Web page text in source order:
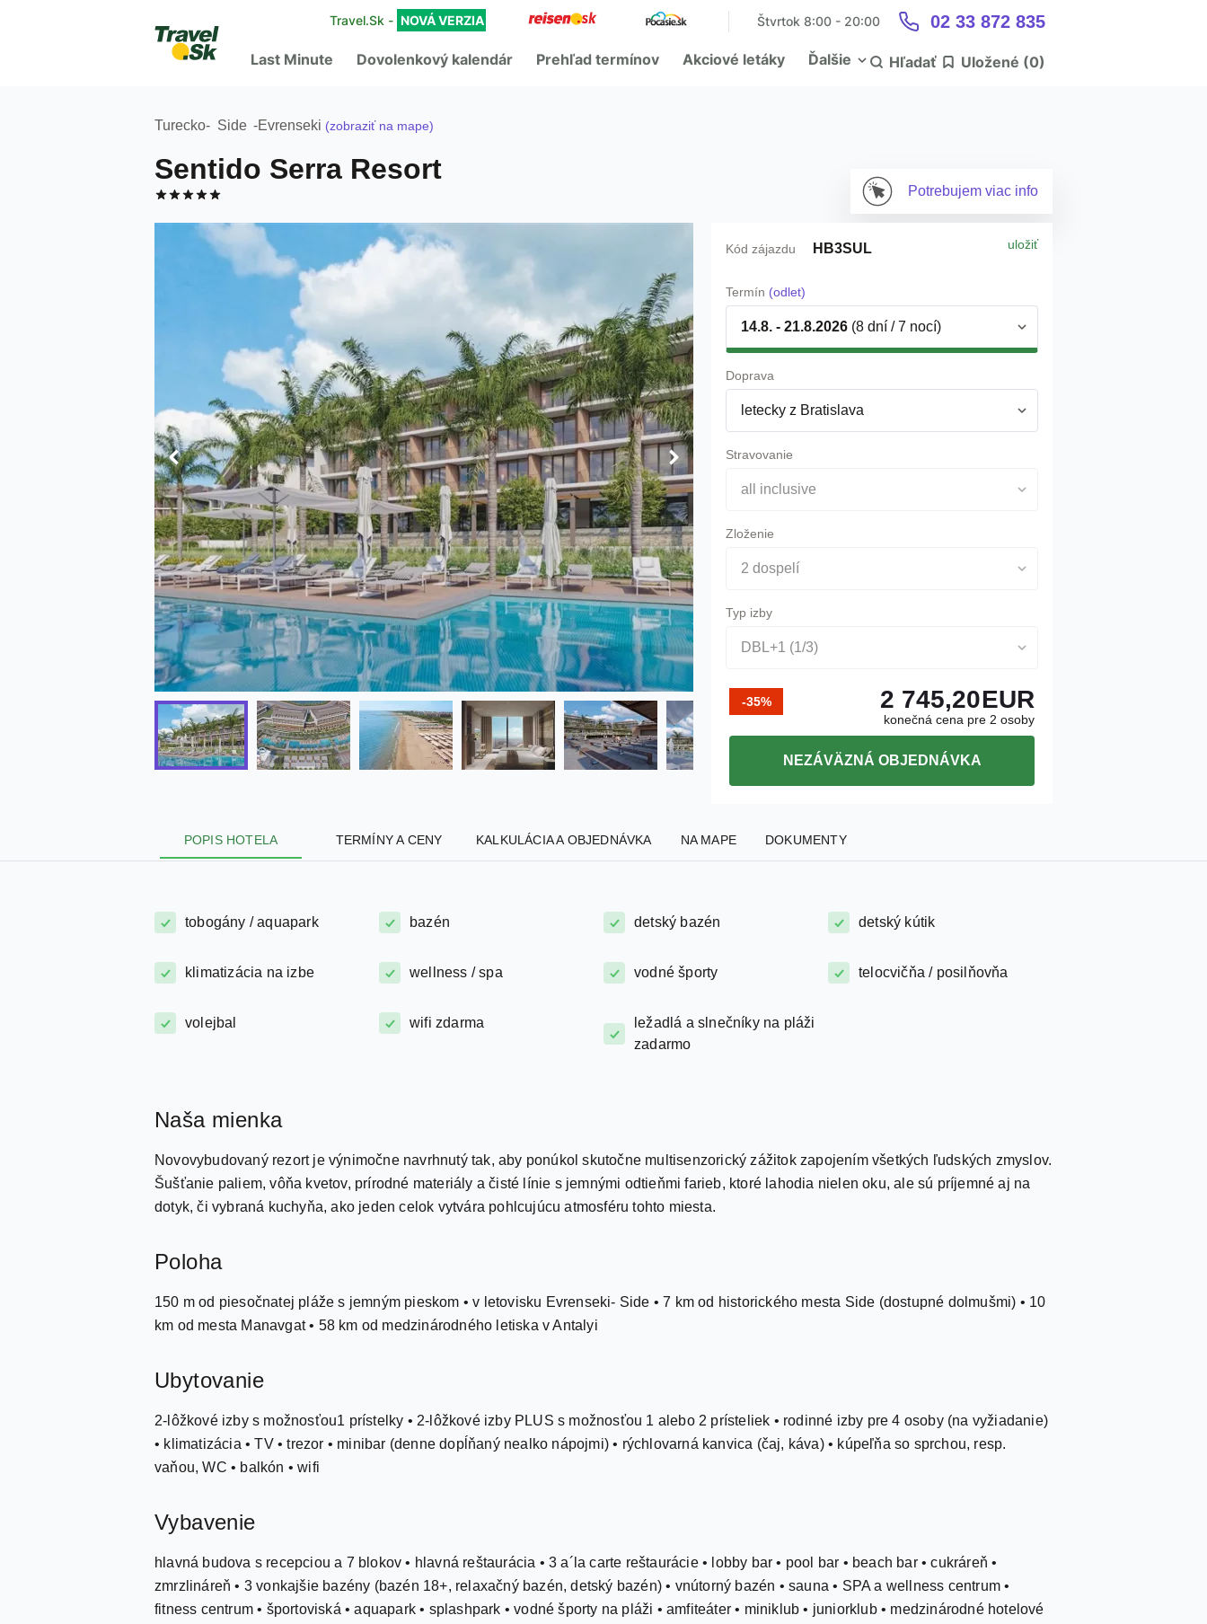
Last Minute Dovolenkový kalendár Prehľad termínov Akciové letáky Ďalšie
Štvrtok 8:00 - 20:00 02 33 872 835
Travel.Sk - NOVÁ VERZIA
Hľadať Uložené (0)
Turecko- Side -Evrenseki (zobraziť na mape)
Sentido Serra Resort
Potrebujem viac info
uložiť
Kód zájazdu HB3SUL
Termín (odlet)
14.8. - 21.8.2026 (8 dní / 7 nocí)
Doprava
letecky z Bratislava
Stravovanie
all inclusive
Zloženie
2 dospelí
Typ izby
DBL+1 (1/3)
-35%
konečná cena pre 2 osoby
2 745,20EUR
NEZÁVÄZNÁ OBJEDNÁVKA
POPIS HOTELA TERMÍNY A CENY KALKULÁCIA A OBJEDNÁVKA NA MAPE DOKUMENTY
tobogány / aquapark bazén detský bazén detský kútik
klimatizácia na izbe wellness / spa vodné športy telocvičňa / posilňovňa
volejbal wifi zdarma
ležadlá a slnečníky na pláži
zadarmo
Naša mienka
Novovybudovaný rezort je výnimočne navrhnutý tak, aby ponúkol skutočne multisenzorický zážitok zapojením všetkých ľudských zmyslov.
Šušťanie paliem, vôňa kvetov, prírodné materiály a čisté línie s jemnými odtieňmi farieb, ktoré lahodia nielen oku, ale sú príjemné aj na
dotyk, či vybraná kuchyňa, ako jeden celok vytvára pohlcujúcu atmosféru tohto miesta.
Poloha
150 m od piesočnatej pláže s jemným pieskom • v letovisku Evrenseki- Side • 7 km od historického mesta Side (dostupné dolmušmi) • 10
km od mesta Manavgat • 58 km od medzinárodného letiska v Antalyi
Ubytovanie
2-lôžkové izby s možnosťou1 prístelky • 2-lôžkové izby PLUS s možnosťou 1 alebo 2 prísteliek • rodinné izby pre 4 osoby (na vyžiadanie)
• klimatizácia • TV • trezor • minibar (denne dopĺňaný nealko nápojmi) • rýchlovarná kanvica (čaj, káva) • kúpeľňa so sprchou, resp.
vaňou, WC • balkón • wifi
Vybavenie
hlavná budova s recepciou a 7 blokov • hlavná reštaurácia • 3 a´la carte reštaurácie • lobby bar • pool bar • beach bar • cukráreň •
zmrzlináreň • 3 vonkajšie bazény (bazén 18+, relaxačný bazén, detský bazén) • vnútorný bazén • sauna • SPA a wellness centrum •
fitness centrum • športoviská • aquapark • splashpark • vodné športy na pláži • amfiteáter • miniklub • juniorklub • medzinárodné hotelové